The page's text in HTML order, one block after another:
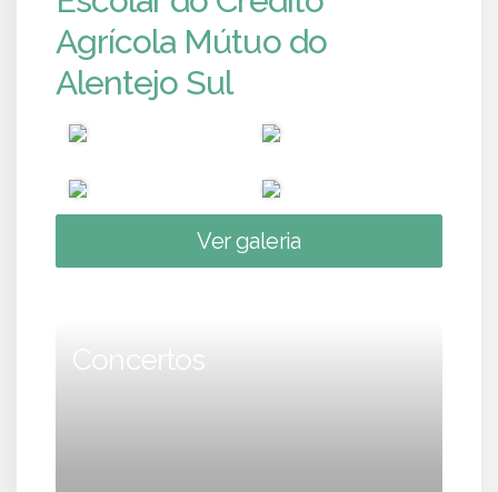
Agrícola Mútuo do
Alentejo Sul
Ver galeria
Concertos